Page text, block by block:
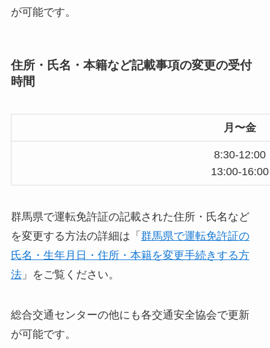
が可能です。
住所・氏名・本籍など記載事項の変更の受付
時間
月〜金
8:30-12:00
13:00-16:00
群馬県で運転免許証の記載された住所・氏名など
を変更する方法の詳細は「 群馬県で運転免許証の
氏名・生年月日・住所・本籍を変更手続きする方
法」をご覧ください。
総合交通センターの他にも各交通安全協会で更新
が可能です。